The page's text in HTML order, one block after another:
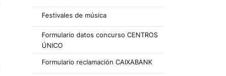
Festivales de música
Formulario datos concurso CENTROS
ÚNICO
Formulario reclamación CAIXABANK